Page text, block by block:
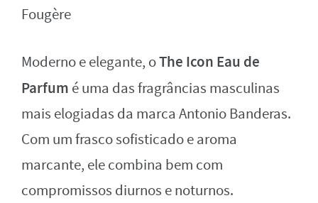
Fougère
Moderno e elegante, oThe Icon Eau de
Parfum é uma das fragrâncias masculinas
mais elogiadas da marca Antonio Banderas.
Com um frasco sofisticado e aroma
marcante, ele combina bem com
compromissos diurnos e noturnos.